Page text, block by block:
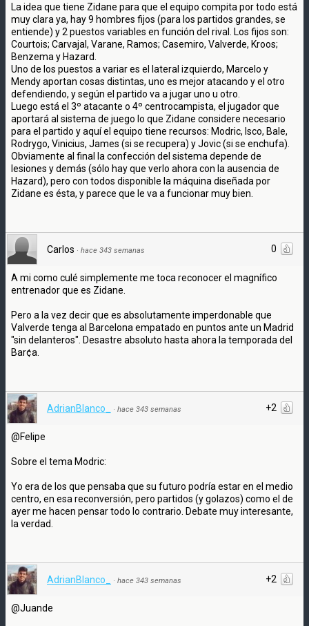
La idea que tiene Zidane para que el equipo compita por todo está
muy clara ya, hay 9 hombres fijos (para los partidos grandes, se
entiende) y 2 puestos variables en función del rival. Los fijos son:
Courtois; Carvajal, Varane, Ramos; Casemiro, Valverde, Kroos;
Benzema y Hazard.
Uno de los puestos a variar es el lateral izquierdo, Marcelo y
Mendy aportan cosas distintas, uno es mejor atacando y el otro
defendiendo, y según el partido va a jugar uno u otro.
Luego está el 3º atacante o 4º centrocampista, el jugador que
aportará al sistema de juego lo que Zidane considere necesario
para el partido y aquí el equipo tiene recursos: Modric, Isco, Bale,
Rodrygo, Vinicius, James (si se recupera) y Jovic (si se enchufa).
Obviamente al final la confección del sistema depende de
lesiones y demás (sólo hay que verlo ahora con la ausencia de
Hazard), pero con todos disponible la máquina diseñada por
Zidane es ésta, y parece que le va a funcionar muy bien.
0
Carlos · hace 343 semanas
A mi como culé simplemente me toca reconocer el magnífico
entrenador que es Zidane.
Pero a la vez decir que es absolutamente imperdonable que
Valverde tenga al Barcelona empatado en puntos ante un Madrid
"sin delanteros". Desastre absoluto hasta ahora la temporada del
Bar¢a.
+2
AdrianBlanco_ · hace 343 semanas
@Felipe
Sobre el tema Modric:
Yo era de los que pensaba que su futuro podría estar en el medio
centro, en esa reconversión, pero partidos (y golazos) como el de
ayer me hacen pensar todo lo contrario. Debate muy interesante,
la verdad.
+2
AdrianBlanco_ · hace 343 semanas
@Juande